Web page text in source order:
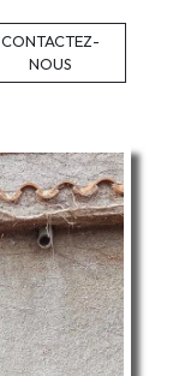
CONTACTEZ-
NOUS